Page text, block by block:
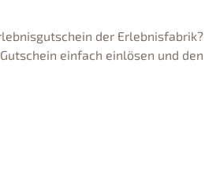
der Erlebnisfabrik?
einfach einlösen und den